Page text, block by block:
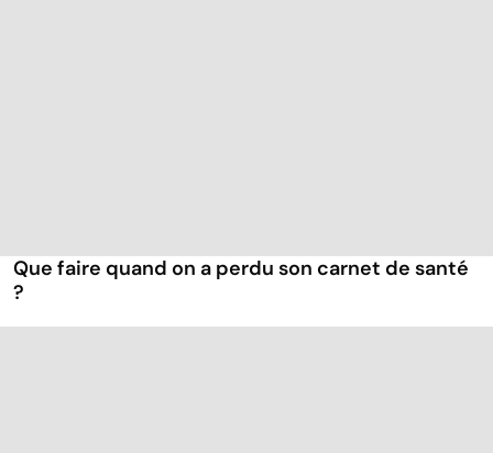
Que faire quand on a perdu son carnet de santé
?